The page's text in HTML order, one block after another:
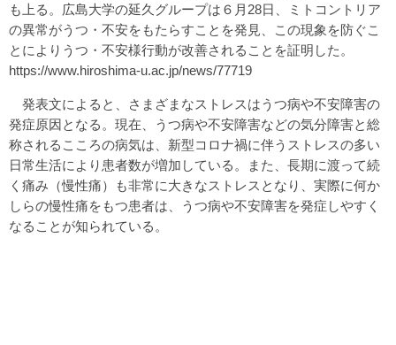
も上る。広島大学の延久グループは６月28日、ミトコントリア
の異常がうつ・不安をもたらすことを発見、この現象を防ぐこ
とによりうつ・不安様行動が改善されることを証明した。
https://www.hiroshima-u.ac.jp/news/77719
発表文によると、さまざまなストレスはうつ病や不安障害の
発症原因となる。現在、うつ病や不安障害などの気分障害と総
称されるこころの病気は、新型コロナ禍に伴うストレスの多い
日常生活により患者数が増加している。また、長期に渡って続
く痛み（慢性痛）も非常に大きなストレスとなり、実際に何か
しらの慢性痛をもつ患者は、うつ病や不安障害を発症しやすく
なることが知られている。